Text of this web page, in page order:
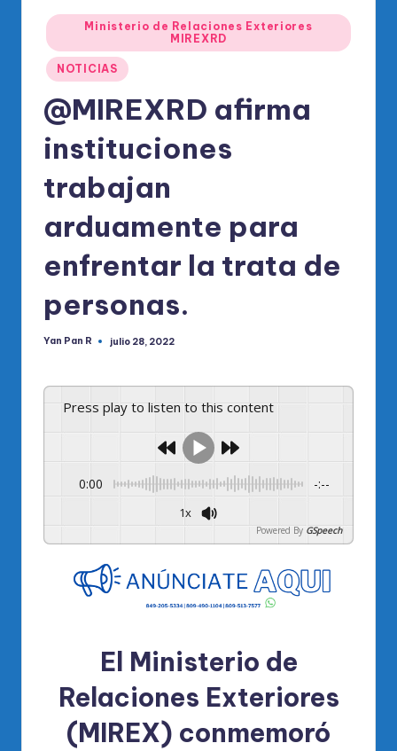
di
O
ci
al
el
R
M
Publicado
en
Ministerio de Relaciones Exteriores
MIREXRD
NOTICIAS
@MIREXRD afirma
instituciones
trabajan
arduamente para
enfrentar la trata de
personas.
Publicado
Yan Pan R julio 28, 2022
Press play to listen to this content
0:00 -:--
1x
Powered By GSpeech
El Ministerio de
Relaciones Exteriores
(MIREX) conmemoró